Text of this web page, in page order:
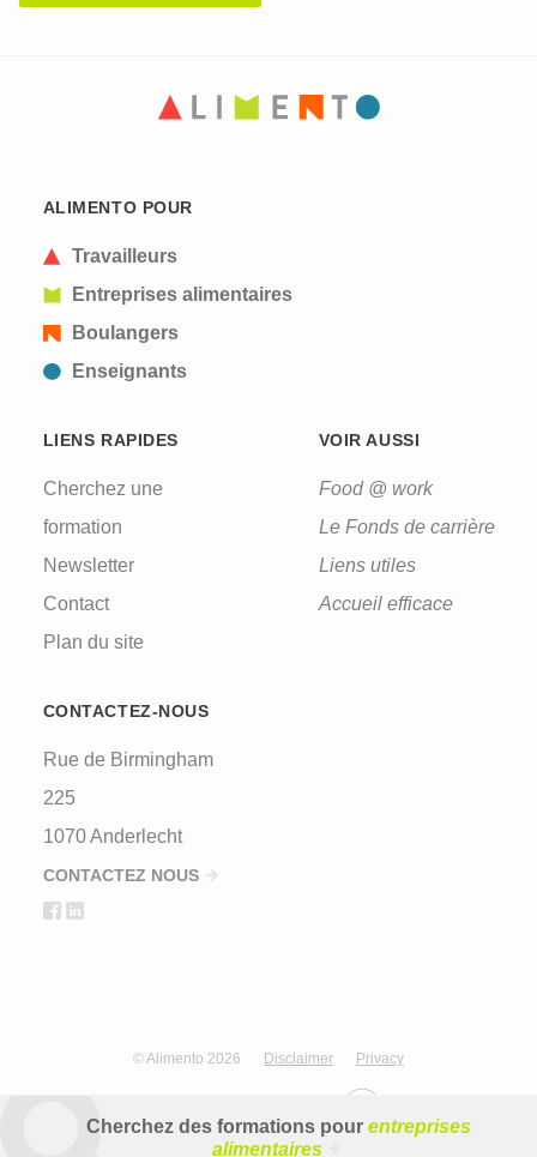
submissions.
ALIMENTO POUR
Travailleurs
Entreprises alimentaires
Boulangers
Enseignants
LIENS RAPIDES
Cherchez une
formation
Newsletter
Contact
Plan du site
VOIR AUSSI
Food @ work
Le Fonds de carrière
Liens utiles
Accueil efficace
CONTACTEZ-NOUS
Rue de Birmingham
225
1070 Anderlecht
CONTACTEZ NOUS
© Alimento 2026 Disclaimer Privacy
Cherchez des formations pour entreprises
alimentaires